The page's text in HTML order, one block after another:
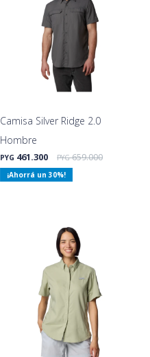
Camisa Silver Ridge 2.0
Hombre
PYG 461.300 PYG 659.000
30